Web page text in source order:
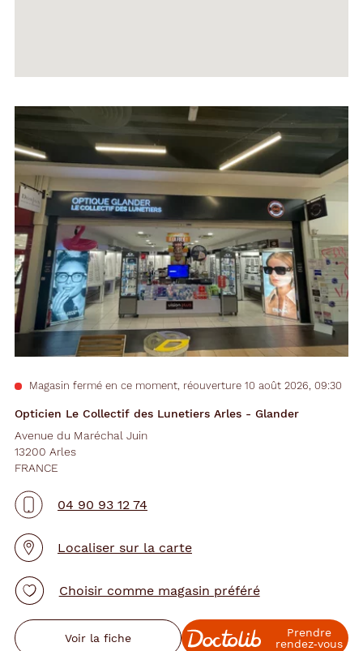
Opticien Le Collectif des Lunetiers Arles - Glander
Magasin fermé en ce moment, réouverture 10 août 2026, 09:30
Avenue du Maréchal Juin
13200 Arles
FRANCE
04 90 93 12 74
Localiser sur la carte
Choisir comme magasin préféré
Voir la fiche
Prendre
rendez‑vous